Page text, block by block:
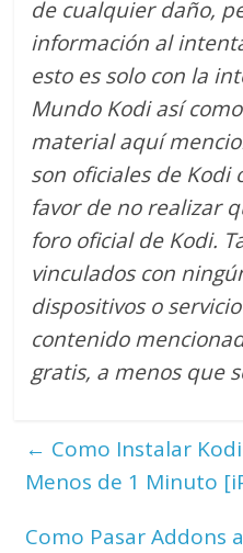
de cualquier daño,
información al
esto es solo con la
Mundo Kodi así
material aquí
son oficiales de Kodi
favor de no realizar
foro oficial de Kodi.
vinculados con
dispositivos o
contenido
gratis, a menos que
← Como Instalar
Menos de 1 Minuto
Como Pasar Addons